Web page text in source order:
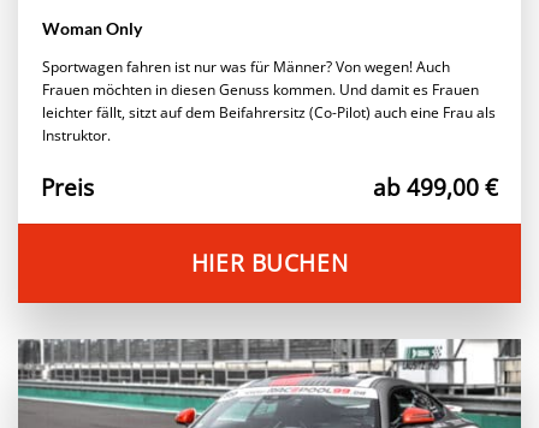
Woman Only
Sportwagen fahren ist nur was für Männer? Von wegen! Auch
Frauen möchten in diesen Genuss kommen. Und damit es Frauen
leichter fällt, sitzt auf dem Beifahrersitz (Co-Pilot) auch eine Frau als
Instruktor.
Preis ab 499,00 €
HIER BUCHEN